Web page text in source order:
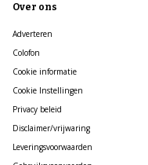
Over ons
Adverteren
Colofon
Cookie informatie
Cookie Instellingen
Privacy beleid
Disclaimer/vrijwaring
Leveringsvoorwaarden